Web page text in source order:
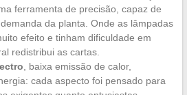
ferramenta de precisão, capaz de
da planta. Onde as lâmpadas
efeito e tinham dificuldade em
redistribui as cartas.
, baixa emissão de calor,
cada aspecto foi pensado para